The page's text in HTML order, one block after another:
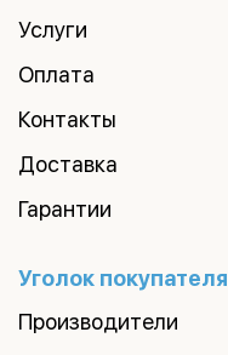
Услуги
Оплата
Контакты
Доставка
Гарантии
Уголок покупателя
Производители